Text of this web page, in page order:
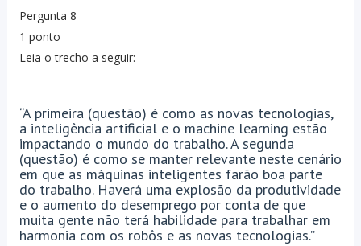
Pergunta 8
1 ponto
Leia o trecho a seguir:
“A primeira (questão) é como as novas tecnologias,
a inteligência artificial e o machine learning estão
impactando o mundo do trabalho. A segunda
(questão) é como se manter relevante neste cenário
em que as máquinas inteligentes farão boa parte
do trabalho. Haverá uma explosão da produtividade
e o aumento do desemprego por conta de que
muita gente não terá habilidade para trabalhar em
harmonia com os robôs e as novas tecnologias.”